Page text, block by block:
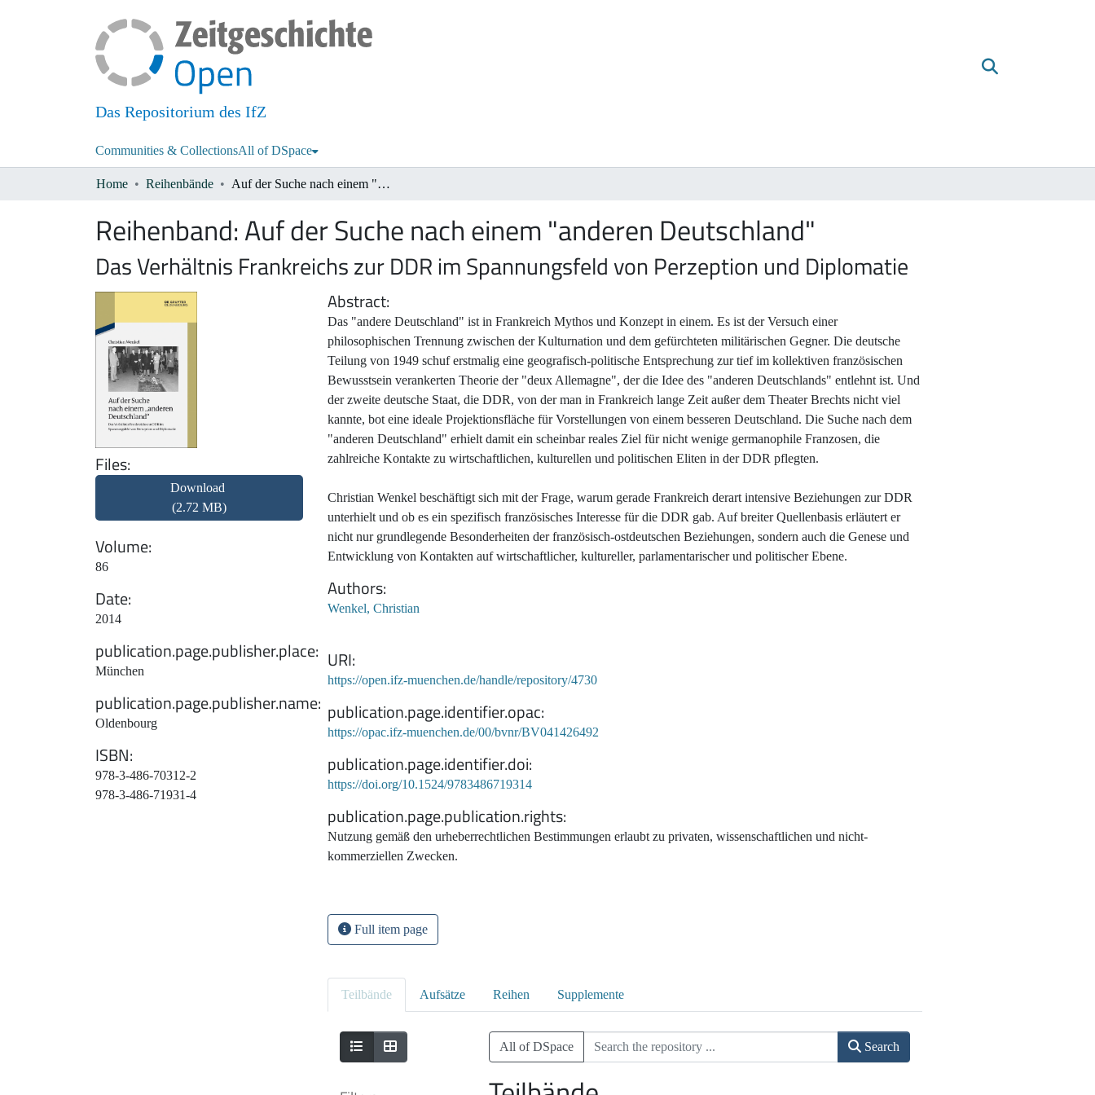
Das Repositorium des IfZ
Communities & CollectionsAll of DSpace
Home Reihenbände Auf der Suche nach einem "anderen Deutschland"
Reihenband:Auf der Suche nach einem "anderen Deutschland"
Das Verhältnis Frankreichs zur DDR im Spannungsfeld von Perzeption und Diplomatie
Files
Download
(2.72 MB)
Volume
86
Date
2014
publication.page.publisher.place
München
publication.page.publisher.name
Oldenbourg
ISBN
978-3-486-70312-2
978-3-486-71931-4
Abstract
Das "andere Deutschland" ist in Frankreich Mythos und Konzept in einem. Es ist der Versuch einer
philosophischen Trennung zwischen der Kulturnation und dem gefürchteten militärischen Gegner. Die deutsche
Teilung von 1949 schuf erstmalig eine geografisch-politische Entsprechung zur tief im kollektiven französischen
Bewusstsein verankerten Theorie der "deux Allemagne", der die Idee des "anderen Deutschlands" entlehnt ist. Und
der zweite deutsche Staat, die DDR, von der man in Frankreich lange Zeit außer dem Theater Brechts nicht viel
kannte, bot eine ideale Projektionsfläche für Vorstellungen von einem besseren Deutschland. Die Suche nach dem
"anderen Deutschland" erhielt damit ein scheinbar reales Ziel für nicht wenige germanophile Franzosen, die
zahlreiche Kontakte zu wirtschaftlichen, kulturellen und politischen Eliten in der DDR pflegten.
Christian Wenkel beschäftigt sich mit der Frage, warum gerade Frankreich derart intensive Beziehungen zur DDR
unterhielt und ob es ein spezifisch französisches Interesse für die DDR gab. Auf breiter Quellenbasis erläutert er
nicht nur grundlegende Besonderheiten der französisch-ostdeutschen Beziehungen, sondern auch die Genese und
Entwicklung von Kontakten auf wirtschaftlicher, kultureller, parlamentarischer und politischer Ebene.
Authors
Wenkel, Christian
URI
https://open.ifz-muenchen.de/handle/repository/4730
publication.page.identifier.opac
https://opac.ifz-muenchen.de/00/bvnr/BV041426492
publication.page.identifier.doi
https://doi.org/10.1524/9783486719314
publication.page.publication.rights
Nutzung gemäß den urheberrechtlichen Bestimmungen erlaubt zu privaten, wissenschaftlichen und nicht-
kommerziellen Zwecken.
Full item page
Teilbände Aufsätze Reihen Supplemente
All of DSpace Search